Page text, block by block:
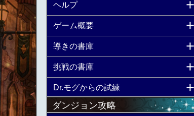
ヘルプ
ゲーム概要
導きの書庫
挑戦の書庫
Dr.モグからの試練
ダンジョン攻略